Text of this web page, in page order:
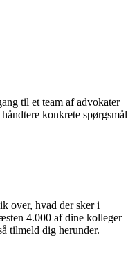
til et team af advokater
konkrete spørgsmål
over, hvad der sker i
4.000 af dine kolleger
tilmeld dig herunder.